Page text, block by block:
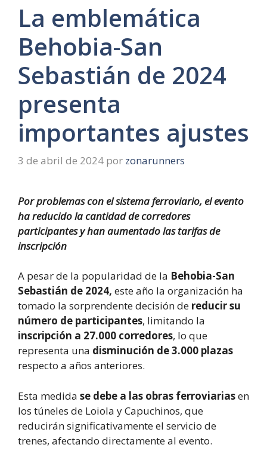
La emblemática
Behobia-San
Sebastián de 2024
presenta
importantes ajustes
3 de abril de 2024 por zonarunners
Por problemas con el sistema ferroviario, el evento
ha reducido la cantidad de corredores
participantes y han aumentado las tarifas de
inscripción
A pesar de la popularidad de la Behobia-San
Sebastián de 2024, este año la organización ha
tomado la sorprendente decisión de reducir su
número de participantes, limitando la
inscripción a 27.000 corredores, lo que
representa una disminución de 3.000 plazas
respecto a años anteriores.
Esta medida se debe a las obras ferroviariasen
los túneles de Loiola y Capuchinos, que
reducirán significativamente el servicio de
trenes, afectando directamente al evento.